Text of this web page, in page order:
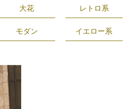
大花 レトロ系
モダン イエロー系